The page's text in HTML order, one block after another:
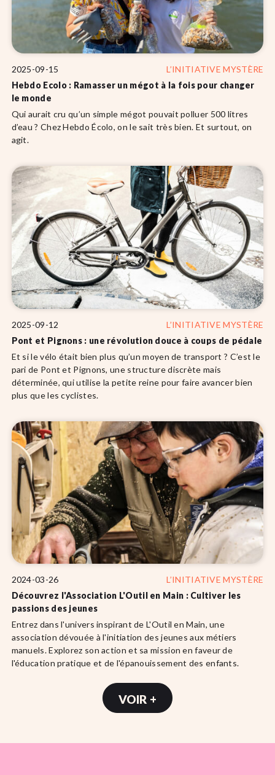
2025-09-15
L’INITIATIVE MYSTÈRE
Hebdo Ecolo : Ramasser un mégot à la fois pour changer
le monde
Qui aurait cru qu’un simple mégot pouvait polluer 500 litres
d’eau ? Chez Hebdo Écolo, on le sait très bien. Et surtout, on
agit.
2025-09-12
L’INITIATIVE MYSTÈRE
Pont et Pignons : une révolution douce à coups de pédale
Et si le vélo était bien plus qu’un moyen de transport ? C’est le
pari de Pont et Pignons, une structure discrète mais
déterminée, qui utilise la petite reine pour faire avancer bien
plus que les cyclistes.
2024-03-26
L’INITIATIVE MYSTÈRE
Découvrez l'Association L'Outil en Main : Cultiver les
passions des jeunes
Entrez dans l'univers inspirant de L'Outil en Main, une
association dévouée à l'initiation des jeunes aux métiers
manuels. Explorez son action et sa mission en faveur de
l'éducation pratique et de l'épanouissement des enfants.
VOIR +